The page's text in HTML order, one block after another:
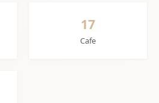
17
Cafe